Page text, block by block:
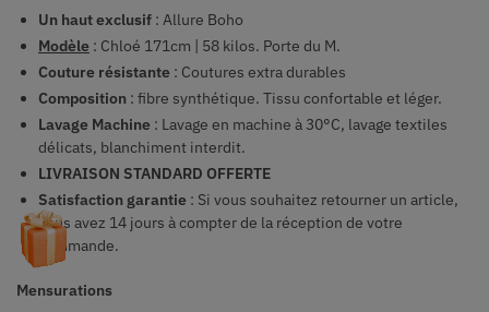
Un haut exclusif : Allure Boho
Modèle : Chloé 171cm | 58 kilos. Porte du M.
Couture résistante : Coutures extra durables
Composition : fibre synthétique. Tissu confortable et léger.
Lavage Machine : Lavage en machine à 30°C, lavage textiles
délicats, blanchiment interdit.
LIVRAISON STANDARD OFFERTE
Satisfaction garantie : Si vous souhaitez retourner un article,
vous avez 14 jours à compter de la réception de votre
commande.
Mensurations